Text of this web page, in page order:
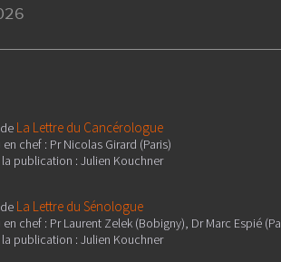
La Lettre du Cancérologue
chef : Pr Nicolas Girard (Paris)
publication : Julien Kouchner
La Lettre du Sénologue
chef : Pr Laurent Zelek (Bobigny), Dr Marc Espié
publication : Julien Kouchner